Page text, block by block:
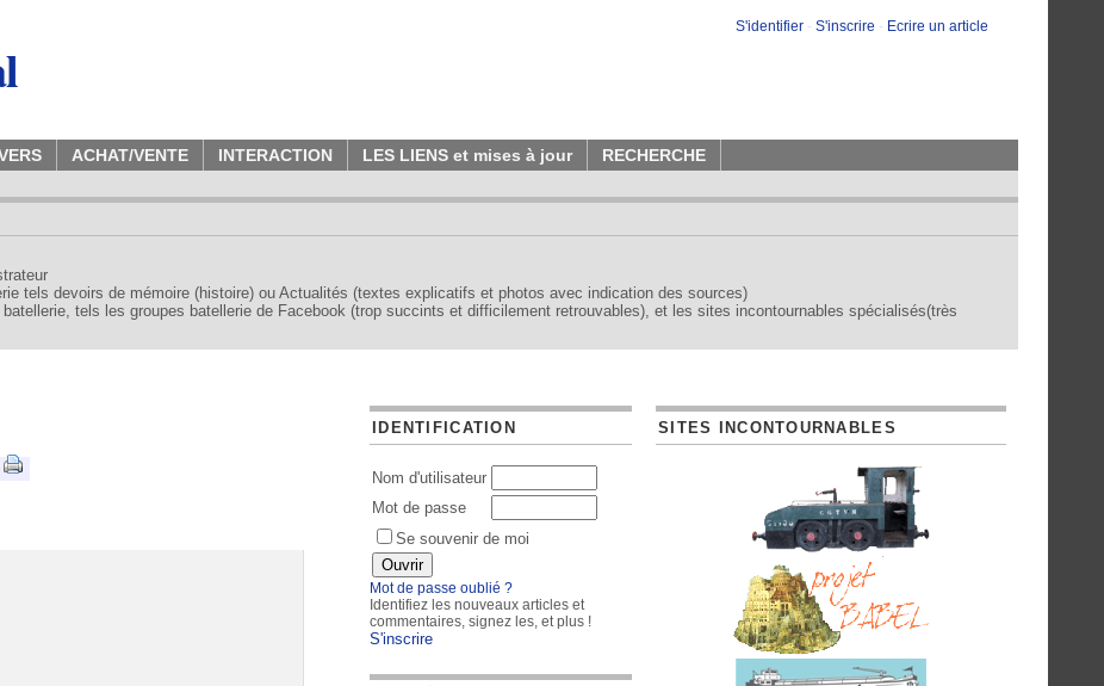
S'identifier - S'inscrire - Ecrire un article
ACHAT/VENTE INTERACTION LES LIENS et mises à jour RECHERCHE
tels devoirs de mémoire (histoire) ou Actualités (textes explicatifs et photos avec indication des sources)
tels les groupes batellerie de Facebook (trop succints et difficilement retrouvables), et les sites incontournables spécialisés(très
IDENTIFICATION
Nom d'utilisateur
Mot de passe
Se souvenir de moi
Mot de passe oublié ?
Identifiez les nouveaux articles et
commentaires, signez les, et plus !
S'inscrire
SITES INCONTOURNABLES